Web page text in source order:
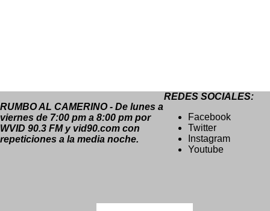
RUMBO AL CAMERINO - De lunes a
viernes de 7:00 pm a 8:00 pm por
WVID 90.3 FM y vid90.com con
repeticiones a la media noche.
REDES SOCIALES:
Facebook
Twitter
Instagram
Youtube